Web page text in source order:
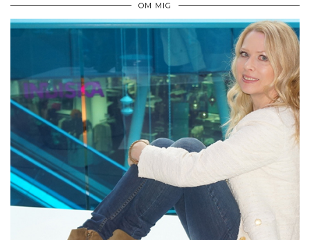
OM MIG